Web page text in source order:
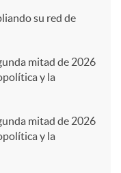
su red de
mitad de 2026
y la
mitad de 2026
y la